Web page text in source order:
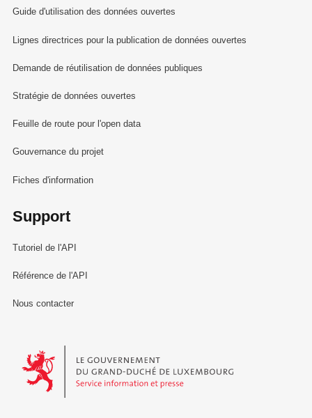
Guide d'utilisation des données ouvertes
Lignes directrices pour la publication de données ouvertes
Demande de réutilisation de données publiques
Stratégie de données ouvertes
Feuille de route pour l'open data
Gouvernance du projet
Fiches d'information
Support
Tutoriel de l'API
Référence de l'API
Nous contacter
Le Gouvernement du Grand-Duché de Luxembourg - Service